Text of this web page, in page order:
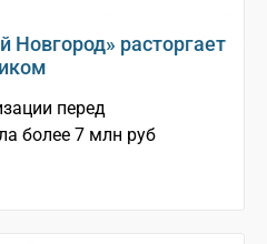
Новгород» расторгает
перед
более 7 млн руб